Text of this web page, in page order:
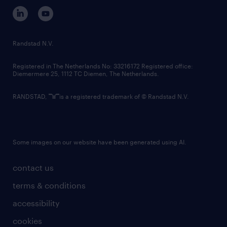
corporate governance
randstad innovation fund
country websites
contact us
terms & conditions
accessibility
cookies
Randstad N.V.
Registered in The Netherlands No: 33216172 Registered office:
Diemermere 25, 1112 TC Diemen, The Netherlands.
RANDSTAD, is a registered trademark of © Randstad N.V.
Some images on our website have been generated using AI.